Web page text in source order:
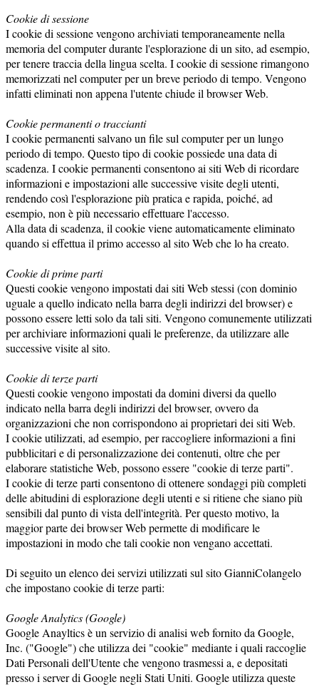
Cookie di sessione
I cookie di sessione vengono archiviati temporaneamente nella
memoria del computer durante l'esplorazione di un sito, ad esempio,
per tenere traccia della lingua scelta. I cookie di sessione rimangono
memorizzati nel computer per un breve periodo di tempo. Vengono
infatti eliminati non appena l'utente chiude il browser Web.
Cookie permanenti o traccianti
I cookie permanenti salvano un file sul computer per un lungo
periodo di tempo. Questo tipo di cookie possiede una data di
scadenza. I cookie permanenti consentono ai siti Web di ricordare
informazioni e impostazioni alle successive visite degli utenti,
rendendo così l'esplorazione più pratica e rapida, poiché, ad
esempio, non è più necessario effettuare l'accesso.
Alla data di scadenza, il cookie viene automaticamente eliminato
quando si effettua il primo accesso al sito Web che lo ha creato.
Cookie di prime parti
Questi cookie vengono impostati dai siti Web stessi (con dominio
uguale a quello indicato nella barra degli indirizzi del browser) e
possono essere letti solo da tali siti. Vengono comunemente utilizzati
per archiviare informazioni quali le preferenze, da utilizzare alle
successive visite al sito.
Cookie di terze parti
Questi cookie vengono impostati da domini diversi da quello
indicato nella barra degli indirizzi del browser, ovvero da
organizzazioni che non corrispondono ai proprietari dei siti Web.
I cookie utilizzati, ad esempio, per raccogliere informazioni a fini
pubblicitari e di personalizzazione dei contenuti, oltre che per
elaborare statistiche Web, possono essere "cookie di terze parti".
I cookie di terze parti consentono di ottenere sondaggi più completi
delle abitudini di esplorazione degli utenti e si ritiene che siano più
sensibili dal punto di vista dell'integrità. Per questo motivo, la
maggior parte dei browser Web permette di modificare le
impostazioni in modo che tali cookie non vengano accettati.
Di seguito un elenco dei servizi utilizzati sul sito GianniColangelo
che impostano cookie di terze parti:
Google Analytics (Google)
Google Anayltics è un servizio di analisi web fornito da Google,
Inc. ("Google") che utilizza dei "cookie" mediante i quali raccoglie
Dati Personali dell'Utente che vengono trasmessi a, e depositati
presso i server di Google negli Stati Uniti. Google utilizza queste